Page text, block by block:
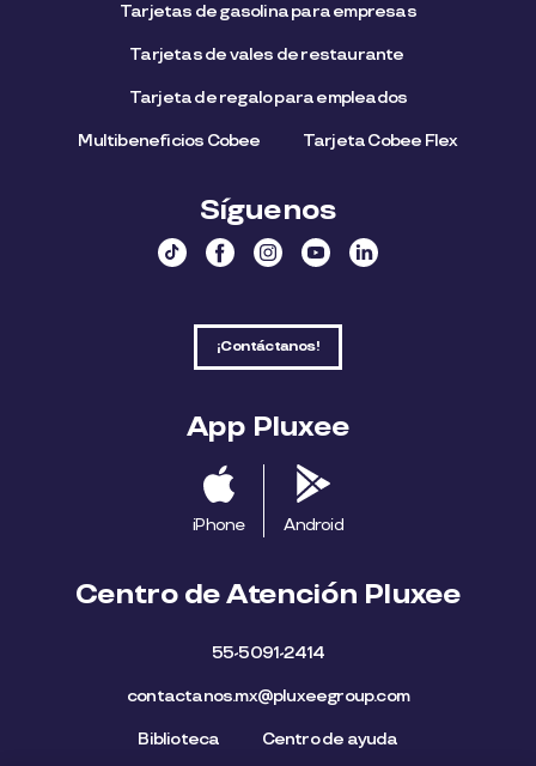
Tarjetas de gasolina para empresas
Tarjetas de vales de restaurante
Tarjeta de regalo para empleados​
Multibeneficios Cobee Tarjeta Cobee Flex
Síguenos
¡Contáctanos!
App Pluxee
iPhone Android
Centro de Atención Pluxee
55-5091-2414
contactanos.mx@pluxeegroup.com
Biblioteca Centro de ayuda